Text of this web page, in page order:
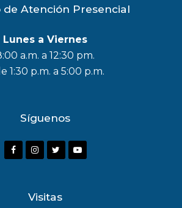
de Atención Presencial
Lunes a Viernes
a.m. a 12:30 pm.
1:30 p.m. a 5:00 p.m.
Síguenos
F
I
Y
Visitas